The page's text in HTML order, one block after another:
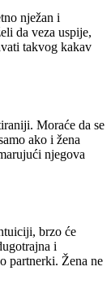
nježan i
da veza uspije,
takvog kakav
Moraće da se
ako i žena
njegova
brzo će
i
partnerki. Žena ne